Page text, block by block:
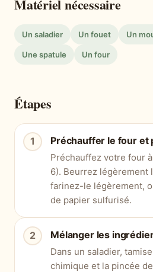
Matériel nécessaire
Un saladier Un fouet Un
Une spatule Un four
Étapes
Préchauffer le four et
Préchauffez votre four
6). Beurrez légèrement
farinez-le légèrement,
de papier sulfurisé.
Mélanger les
Dans un saladier,
chimique et la pincée